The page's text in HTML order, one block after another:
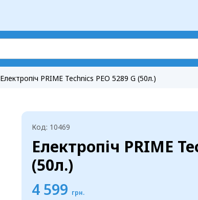
Електропіч PRIME Technics PEO 5289 G (50л.)
Код: 10469
Електропіч PRIME
(50л.)
4 599 грн.